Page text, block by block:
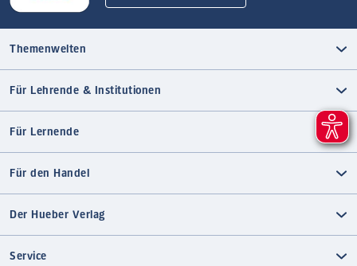
Themenwelten
Für Lehrende & Institutionen
Für Lernende
Für den Handel
Der Hueber Verlag
Service